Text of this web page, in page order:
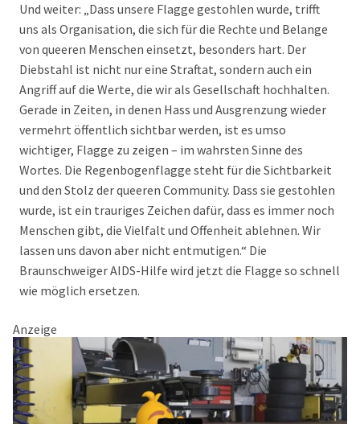
Und weiter: „Dass unsere Flagge gestohlen wurde, trifft
uns als Organisation, die sich für die Rechte und Belange
von queeren Menschen einsetzt, besonders hart. Der
Diebstahl ist nicht nur eine Straftat, sondern auch ein
Angriff auf die Werte, die wir als Gesellschaft hochhalten.
Gerade in Zeiten, in denen Hass und Ausgrenzung wieder
vermehrt öffentlich sichtbar werden, ist es umso
wichtiger, Flagge zu zeigen – im wahrsten Sinne des
Wortes. Die Regenbogenflagge steht für die Sichtbarkeit
und den Stolz der queeren Community. Dass sie gestohlen
wurde, ist ein trauriges Zeichen dafür, dass es immer noch
Menschen gibt, die Vielfalt und Offenheit ablehnen. Wir
lassen uns davon aber nicht entmutigen.“ Die
Braunschweiger AIDS-Hilfe wird jetzt die Flagge so schnell
wie möglich ersetzen.
Anzeige